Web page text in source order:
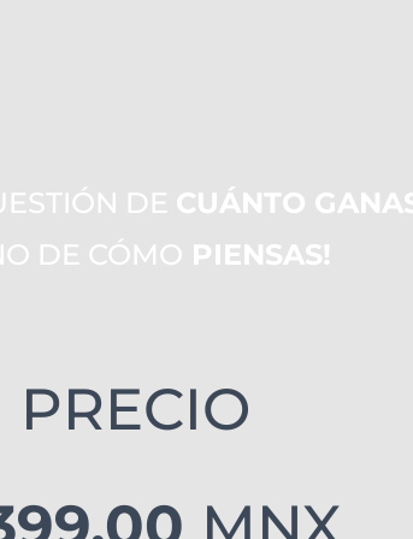
DE CUÁNTO
DE CÓMO PIENSAS!
PRECIO